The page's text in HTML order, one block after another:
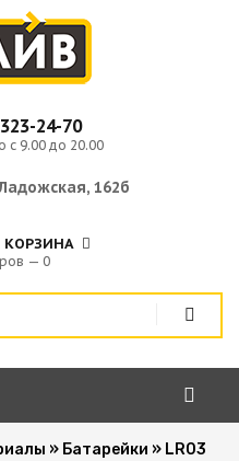
24-70
с 9.00 до 20.00
162б
КОРЗИНА
— 0
» Батарейки » LR03